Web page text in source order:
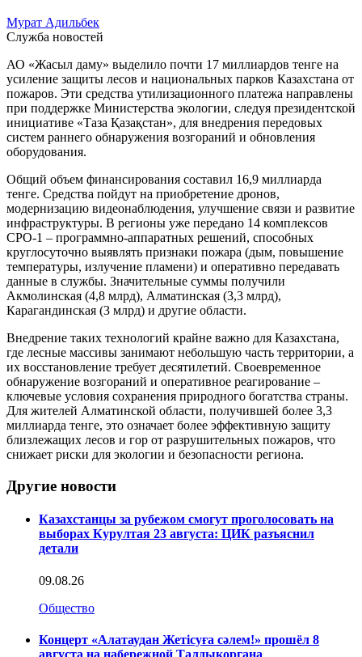
Мурат Адильбек
Служба новостей
АО «Жасыл даму» выделило почти 17 миллиардов тенге на
усиление защиты лесов и национальных парков Казахстана от
пожаров. Эти средства утилизационного платежа направлены
при поддержке Министерства экологии, следуя президентской
инициативе «Таза Қазақстан», для внедрения передовых
систем раннего обнаружения возгораний и обновления
оборудования.
Общий объем финансирования составил 16,9 миллиарда
тенге. Средства пойдут на приобретение дронов,
модернизацию видеонаблюдения, улучшение связи и развитие
инфраструктуры. В регионы уже передано 14 комплексов
СРО-1 – программно-аппаратных решений, способных
круглосуточно выявлять признаки пожара (дым, повышение
температуры, излучение пламени) и оперативно передавать
данные в службы. Значительные суммы получили
Акмолинская (4,8 млрд), Алматинская (3,3 млрд),
Карагандинская (3 млрд) и другие области.
Внедрение таких технологий крайне важно для Казахстана,
где лесные массивы занимают небольшую часть территории, а
их восстановление требует десятилетий. Своевременное
обнаружение возгораний и оперативное реагирование –
ключевые условия сохранения природного богатства страны.
Для жителей Алматинской области, получившей более 3,3
миллиарда тенге, это означает более эффективную защиту
близлежащих лесов и гор от разрушительных пожаров, что
снижает риски для экологии и безопасности региона.
Другие новости
Казахстанцы за рубежом смогут проголосовать на
выборах Курултая 23 августа: ЦИК разъяснил
детали
09.08.26
Общество
Концерт «Алатаудан Жетісуға сәлем!» прошёл 8
августа на набережной Талдыкоргана